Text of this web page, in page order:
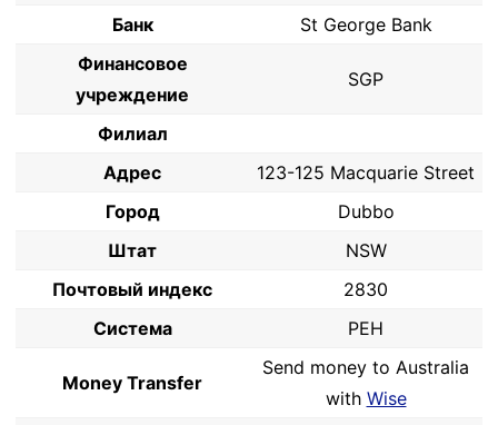
Банк
St George Bank
Финансовое
учреждение
SGP
Филиал
Адрес
123-125 Macquarie Street
Город
Dubbo
Штат
NSW
Почтовый индекс
2830
Система
PEH
Money Transfer
Send money to Australia
with Wise